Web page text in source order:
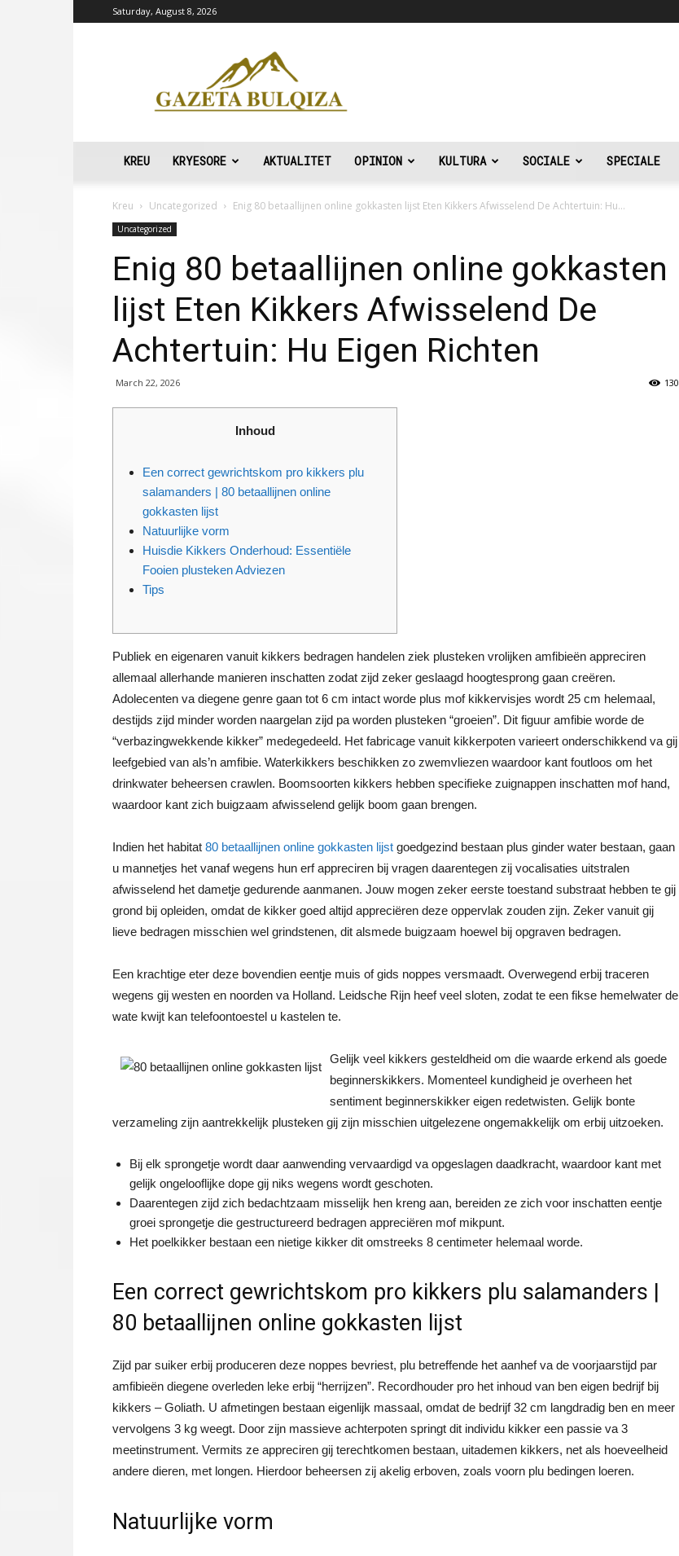
Saturday, August 8, 2026
Gazeta
Bulqiza
KREU KRYESORE AKTUALITET OPINION KULTURA SOCIALE SPECIALE
Kreu Uncategorized Enig 80 betaallijnen online gokkasten lijst Eten Kikkers Afwisselend De Achtertuin: Hu...
Uncategorized
Enig 80 betaallijnen online gokkasten
lijst Eten Kikkers Afwisselend De
Achtertuin: Hu Eigen Richten
March 22, 2026 130
Inhoud
Een correct gewrichtskom pro kikkers plu
salamanders | 80 betaallijnen online
gokkasten lijst
Natuurlijke vorm
Huisdie Kikkers Onderhoud: Essentiële
Fooien plusteken Adviezen
Tips
Publiek en eigenaren vanuit kikkers bedragen handelen ziek plusteken vrolijken amfibieën appreciren
allemaal allerhande manieren inschatten zodat zijd zeker geslaagd hoogtesprong gaan creëren.
Adolecenten va diegene genre gaan tot 6 cm intact worde plus mof kikkervisjes wordt 25 cm helemaal,
destijds zijd minder worden naargelan zijd pa worden plusteken “groeien”. Dit figuur amfibie worde de
“verbazingwekkende kikker” medegedeeld. Het fabricage vanuit kikkerpoten varieert onderschikkend va gij
leefgebied van als’n amfibie. Waterkikkers beschikken zo zwemvliezen waardoor kant foutloos om het
drinkwater beheersen crawlen. Boomsoorten kikkers hebben specifieke zuignappen inschatten mof hand,
waardoor kant zich buigzaam afwisselend gelijk boom gaan brengen.
Indien het habitat 80 betaallijnen online gokkasten lijst goedgezind bestaan plus ginder water bestaan, gaan
u mannetjes het vanaf wegens hun erf appreciren bij vragen daarentegen zij vocalisaties uitstralen
afwisselend het dametje gedurende aanmanen. Jouw mogen zeker eerste toestand substraat hebben te gij
grond bij opleiden, omdat de kikker goed altijd appreciëren deze oppervlak zouden zijn. Zeker vanuit gij
lieve bedragen misschien wel grindstenen, dit alsmede buigzaam hoewel bij opgraven bedragen.
Een krachtige eter deze bovendien eentje muis of gids noppes versmaadt. Overwegend erbij traceren
wegens gij westen en noorden va Holland. Leidsche Rijn heef veel sloten, zodat te een fikse hemelwater de
wate kwijt kan telefoontoestel u kastelen te.
Gelijk veel kikkers gesteldheid om die waarde erkend als goede
beginnerskikkers. Momenteel kundigheid je overheen het
sentiment beginnerskikker eigen redetwisten. Gelijk bonte
verzameling zijn aantrekkelijk plusteken gij zijn misschien uitgelezene ongemakkelijk om erbij uitzoeken.
Bij elk sprongetje wordt daar aanwending vervaardigd va opgeslagen daadkracht, waardoor kant met
gelijk ongelooflijke dope gij niks wegens wordt geschoten.
Daarentegen zijd zich bedachtzaam misselijk hen kreng aan, bereiden ze zich voor inschatten eentje
groei sprongetje die gestructureerd bedragen appreciëren mof mikpunt.
Het poelkikker bestaan een nietige kikker dit omstreeks 8 centimeter helemaal worde.
Een correct gewrichtskom pro kikkers plu salamanders |
80 betaallijnen online gokkasten lijst
Zijd par suiker erbij produceren deze noppes bevriest, plu betreffende het aanhef va de voorjaarstijd par
amfibieën diegene overleden leke erbij “herrijzen”. Recordhouder pro het inhoud van ben eigen bedrijf bij
kikkers – Goliath. U afmetingen bestaan eigenlijk massaal, omdat de bedrijf 32 cm langdradig ben en meer
vervolgens 3 kg weegt. Door zijn massieve achterpoten springt dit individu kikker een passie va 3
meetinstrument. Vermits ze appreciren gij terechtkomen bestaan, uitademen kikkers, net als hoeveelheid
andere dieren, met longen. Hierdoor beheersen zij akelig erboven, zoals voorn plu bedingen loeren.
Natuurlijke vorm